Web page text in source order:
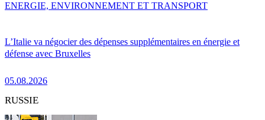
L’Italie va négocier des dépenses supplémentaires en énergie et
défense avec Bruxelles
05.08.2026
ENERGIE, ENVIRONNEMENT ET TRANSPORT
RUSSIE